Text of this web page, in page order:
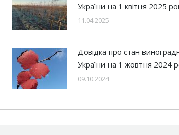
України на 1 квітня 2025
11.04.2025
Довідка про стан
України на 1 жовтня 2024
09.10.2024